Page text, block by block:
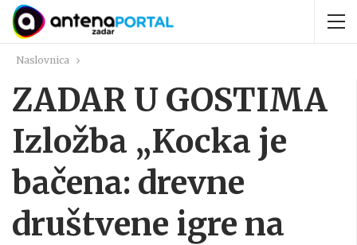
Naslovnica
ZADAR U GOSTIMA
Izložba „Kocka je
bačena: drevne
društvene igre na